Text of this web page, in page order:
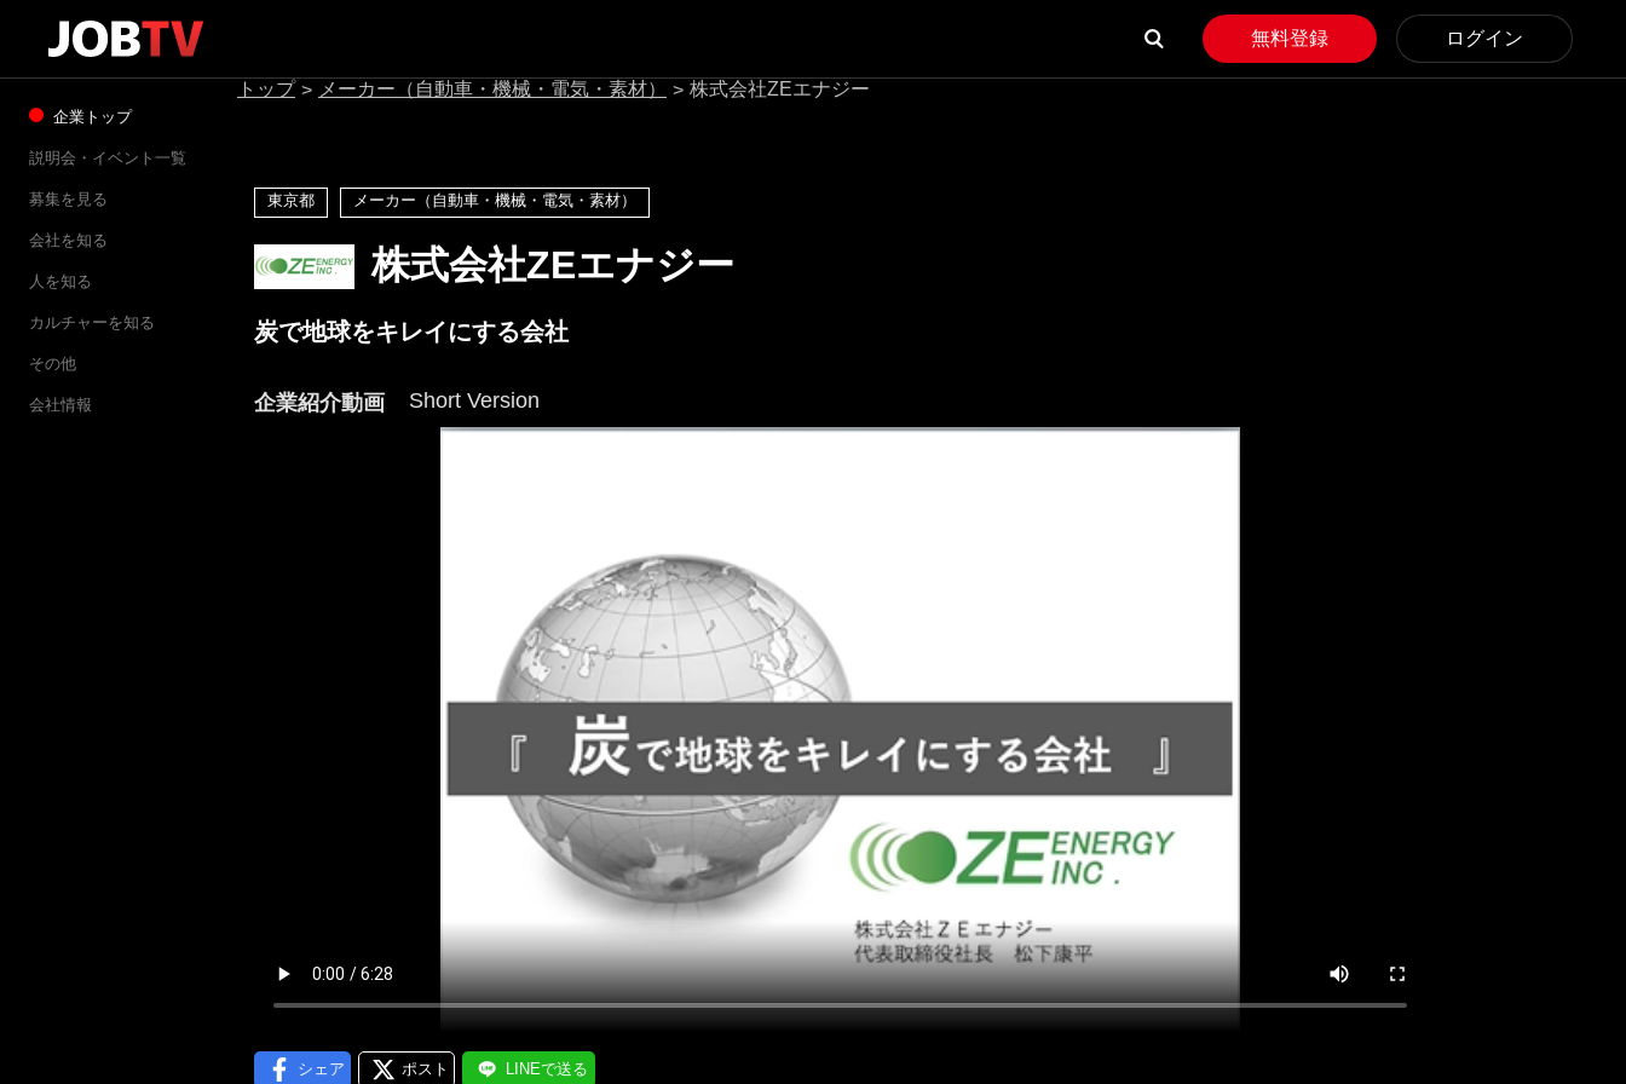
無料登録 ログイン
メール通知
企業トップ
説明会・イベント一覧
募集を見る
会社を知る
人を知る
カルチャーを知る
その他
会社情報
トップ > メーカー（自動車・機械・電気・素材） > 株式会社ZEエナジー
東京都 メーカー（自動車・機械・電気・素材）
株式会社ZEエナジー
炭で地球をキレイにする会社
企業紹介動画 Short Version
シェア ポスト LINEで送る
にはプロフィール画像のアップロードが必要です
プロフィール編集する
会員登録する
ログインする